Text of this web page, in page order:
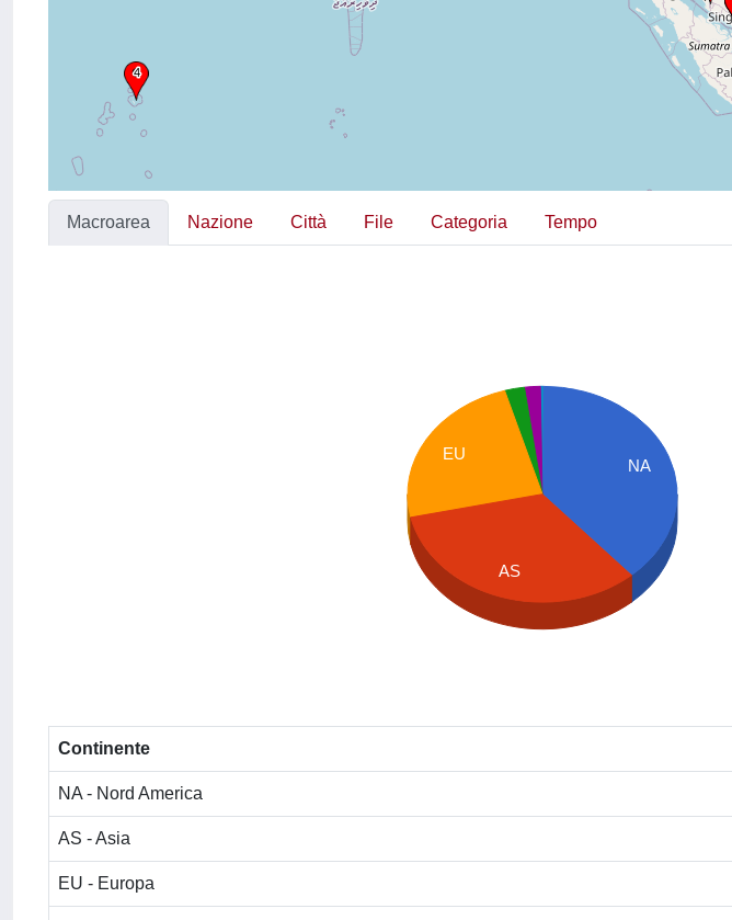
Macroarea Nazione Città File Categoria Tempo
NA
EU
AS
Continente
NA - Nord America
AS - Asia
EU - Europa